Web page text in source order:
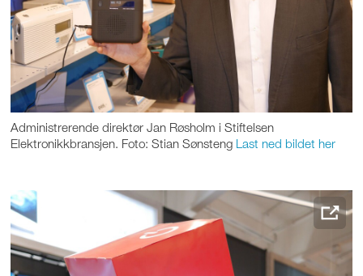
Administrerende direktør Jan Røsholm i Stiftelsen
Elektronikkbransjen. Foto: Stian Sønsteng Last ned bildet her